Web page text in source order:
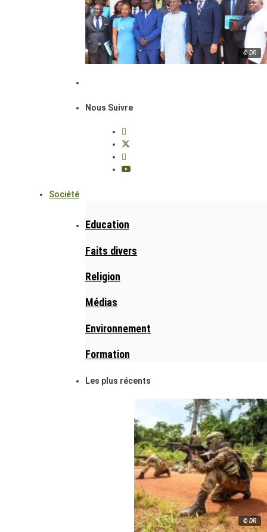
© DR
Nous Suivre
Société
Education
Faits divers
Religion
Médias
Environnement
Formation
Les plus récents
© DR